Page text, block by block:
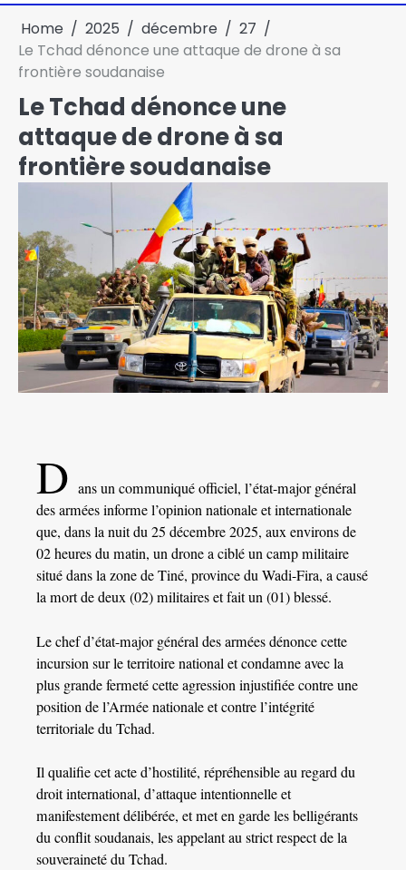
Home 2025 décembre
27
Le Tchad dénonce une attaque de drone à sa
frontière soudanaise
Le Tchad dénonce une
attaque de drone à sa
frontière soudanaise
D ans un communiqué officiel, l’état-major général
des armées informe l’opinion nationale et internationale
que, dans la nuit du 25 décembre 2025, aux environs de
02 heures du matin, un drone a ciblé un camp militaire
situé dans la zone de Tiné, province du Wadi-Fira, a causé
la mort de deux (02) militaires et fait un (01) blessé.
Le chef d’état-major général des armées dénonce cette
incursion sur le territoire national et condamne avec la
plus grande fermeté cette agression injustifiée contre une
position de l’Armée nationale et contre l’intégrité
territoriale du Tchad.
Il qualifie cet acte d’hostilité, répréhensible au regard du
droit international, d’attaque intentionnelle et
manifestement délibérée, et met en garde les belligérants
du conflit soudanais, les appelant au strict respect de la
souveraineté du Tchad.